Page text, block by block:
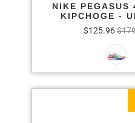
NIKE PEGASUS
KIPCHOGE -
$125.96